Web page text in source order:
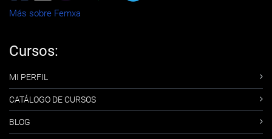
Más sobre Femxa
Cursos:
MI PERFIL
CATÁLOGO DE CURSOS
BLOG